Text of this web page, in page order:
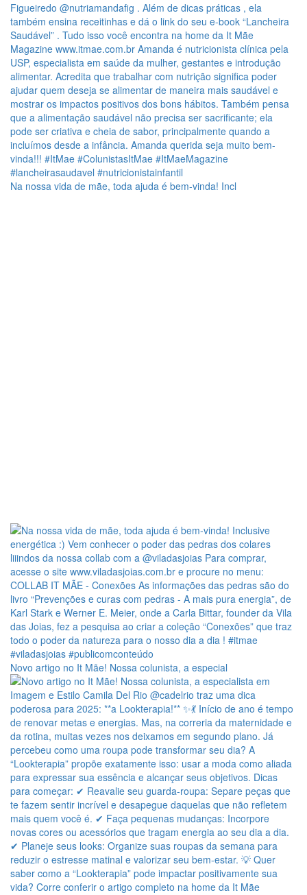
Na nossa vida de mãe, toda ajuda é bem-vinda! Incl
Novo artigo no It Mãe! Nossa colunista, a especial